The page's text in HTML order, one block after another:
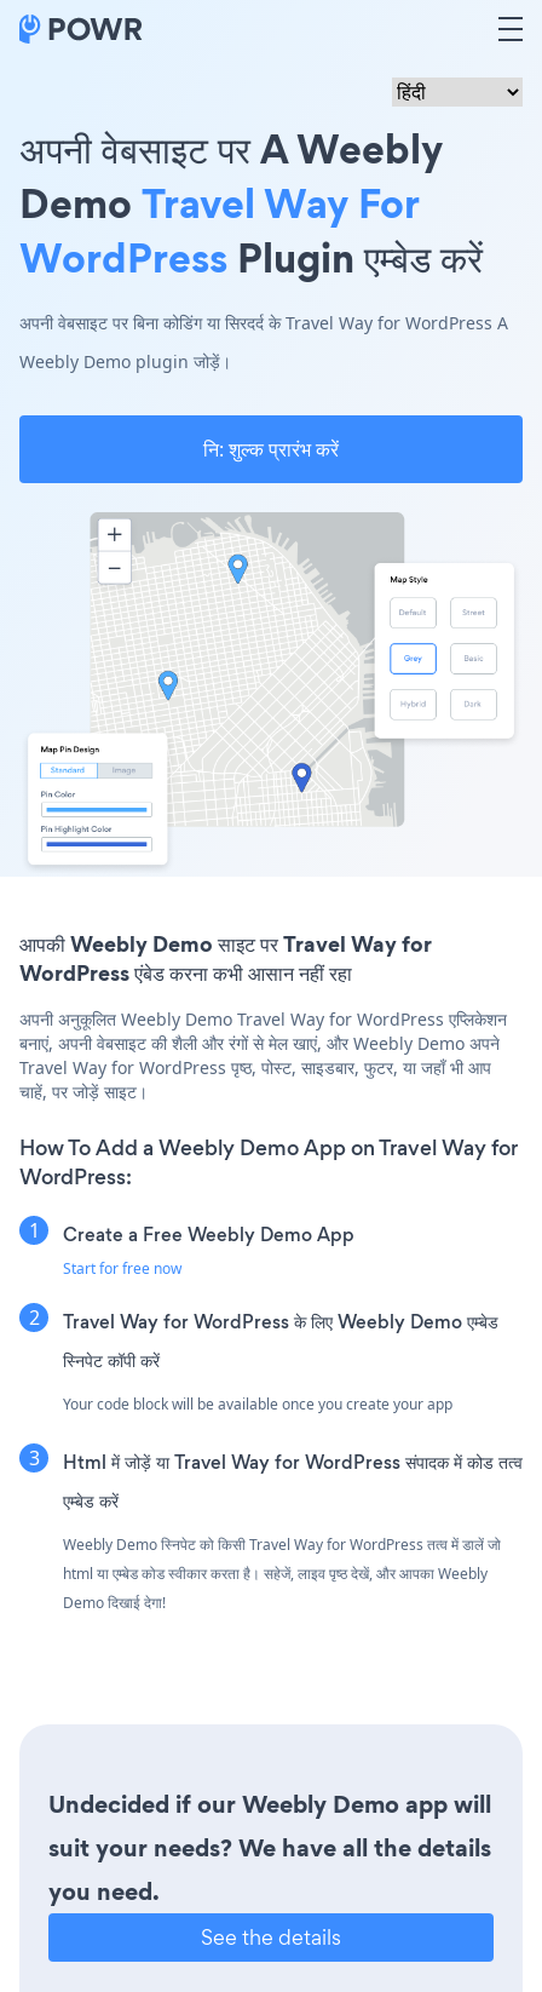
अपनी वेबसाइट पर A Weebly
DemoTravel Way For
WordPress Plugin एम्बेड करें
अपनी वेबसाइट पर बिना कोडिंग या सिरदर्द के Travel Way for WordPress A
Weebly Demo plugin जोड़ें।
नि: शुल्क प्रारंभ करें
आपकी Weebly Demo साइट पर Travel Way for
WordPress एंबेड करना कभी आसान नहीं रहा
अपनी अनुकूलित Weebly Demo Travel Way for WordPress एप्लिकेशन
बनाएं, अपनी वेबसाइट की शैली और रंगों से मेल खाएं, और Weebly Demo अपने
Travel Way for WordPress पृष्ठ, पोस्ट, साइडबार, फुटर, या जहाँ भी आप
चाहें, पर जोड़ें साइट।
How To Add a Weebly Demo App on Travel Way for
WordPress:
Create a Free Weebly Demo App
Start for free now
Travel Way for WordPress के लिए Weebly Demo एम्बेड
स्निपेट कॉपी करें
Your code block will be available once you create your app
Html में जोड़ें या Travel Way for WordPress संपादक में कोड तत्व
एम्बेड करें
Weebly Demo स्निपेट को किसी Travel Way for WordPress तत्व में डालें जो
html या एम्बेड कोड स्वीकार करता है। सहेजें, लाइव पृष्ठ देखें, और आपका Weebly
Demo दिखाई देगा!
Undecided if our Weebly Demo app will
suit your needs? We have all the details
you need.
See the details